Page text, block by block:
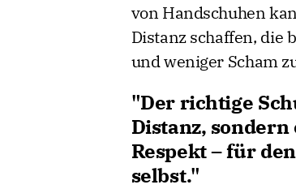
von Handschuhen
Distanz schaffen, die
und weniger Scham
"Der richtige
Distanz,
Respekt – für
selbst."